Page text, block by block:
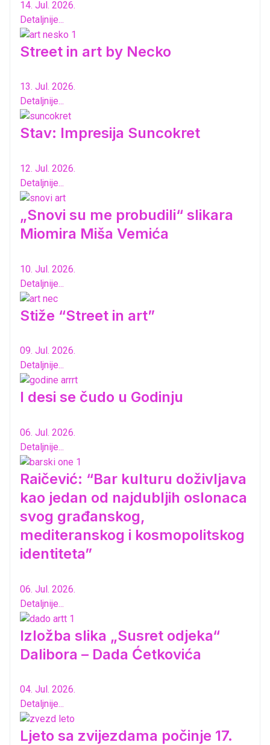
14. Jul. 2026.
Detaljnije...
Street in art by Necko
13. Jul. 2026.
Detaljnije...
Stav: Impresija Suncokret
12. Jul. 2026.
Detaljnije...
„Snovi su me probudili“ slikara
Miomira Miša Vemića
10. Jul. 2026.
Detaljnije...
Stiže “Street in art”
09. Jul. 2026.
Detaljnije...
I desi se čudo u Godinju
06. Jul. 2026.
Detaljnije...
Raičević: “Bar kulturu doživljava
kao jedan od najdubljih oslonaca
svog građanskog,
mediteranskog i kosmopolitskog
identiteta”
06. Jul. 2026.
Detaljnije...
Izložba slika „Susret odjeka“
Dalibora – Dada Ćetkovića
04. Jul. 2026.
Detaljnije...
Ljeto sa zvijezdama počinje 17.